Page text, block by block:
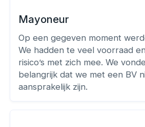
Mayoneur
Op een gegeven moment
We hadden te veel voorraad
risico’s met zich mee. We
belangrijk dat we met een BV
aansprakelijk zijn.